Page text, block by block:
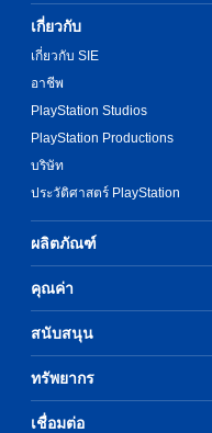
เกี่ยวกับ
เกี่ยวกับ SIE
อาชีพ
PlayStation Studios
PlayStation Productions
บริษัท
ประวัติศาสตร์ PlayStation
ผลิตภัณฑ์
คุณค่า
สนับสนุน
ทรัพยากร
เชื่อมต่อ